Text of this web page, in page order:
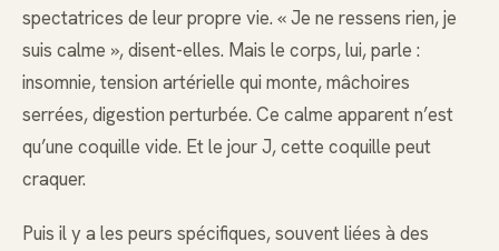
spectatrices de leur propre vie. « Je ne ressens rien, je
suis calme », disent-elles. Mais le corps, lui, parle :
insomnie, tension artérielle qui monte, mâchoires
serrées, digestion perturbée. Ce calme apparent n’est
qu’une coquille vide. Et le jour J, cette coquille peut
craquer.
Puis il y a les peurs spécifiques, souvent liées à des